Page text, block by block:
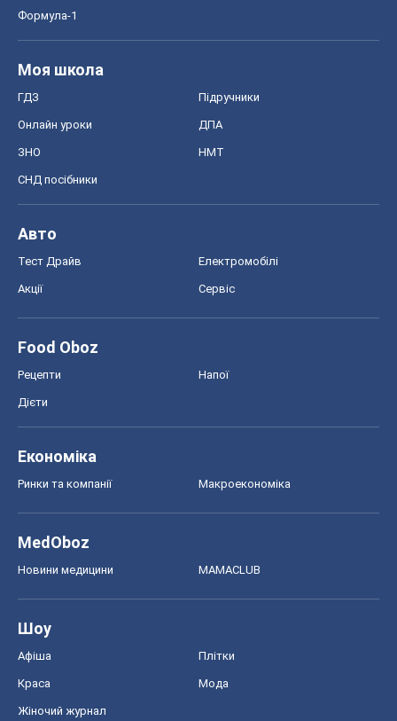
Формула-1
Моя школа
ГДЗ Підручники
Онлайн уроки ДПА
ЗНО НМТ
СНД посібники
Авто
Тест Драйв Електромобілі
Акції Сервіс
Food Oboz
Рецепти Напої
Дієти
Економіка
Ринки та компанії Макроекономіка
MedOboz
Новини медицини MAMACLUB
Шоу
Афіша Плітки
Краса Мода
Жіночий журнал